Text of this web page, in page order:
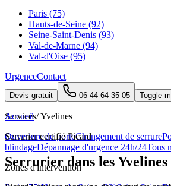
Paris (75)
Hauts-de-Seine (92)
Seine-Saint-Denis (93)
Val-de-Marne (94)
Val-d'Oise (95)
UrgenceContact
Devis gratuit 06 44 64 35 05 Toggle
Services
Ouverture de porteChangement de serrure
blindageDépannage d'urgence 24h/24Tous
Zones d'intervention
Accueil /Yvelines
Serrurier certifié Picard
Serrurier dans les Yvelines